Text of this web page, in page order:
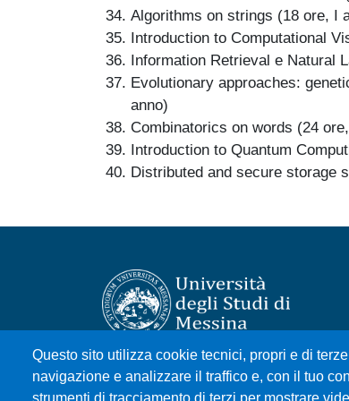
Algorithms on strings (18 ore, I
Introduction to Computational
Information Retrieval e Natural
Evolutionary approaches:
anno)
Combinatorics on words (24
Introduction to Quantum
Distributed and secure storage
Questo sito utilizza cookie tecnici, propri e di
navigazione e analizzare il traffico e, con il tuo
Università degli Studi di Messina
Piazza Pugliatti, 1 - 98122 Messina